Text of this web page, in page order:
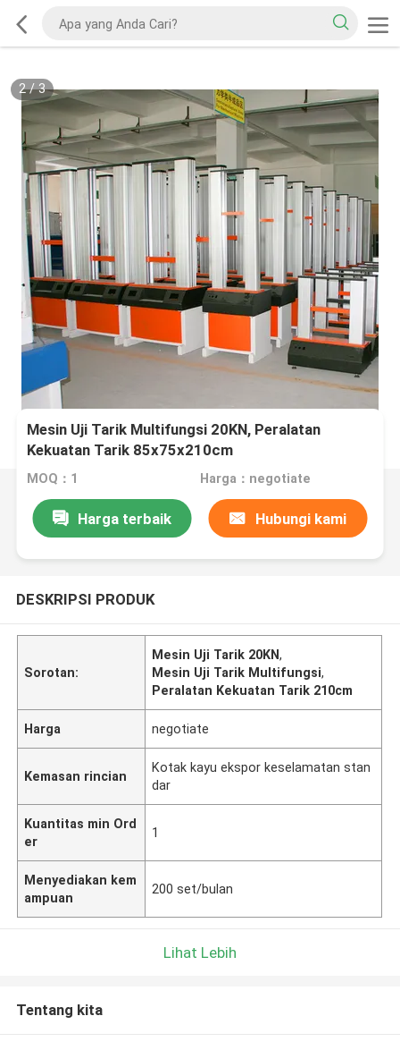
2/3
Mesin Uji Tarik Multifungsi 20KN, Peralatan
Kekuatan Tarik 85x75x210cm
MOQ：1 Harga：negotiate
Harga terbaik Hubungi kami
DESKRIPSI PRODUK
Sorotan:
Mesin Uji Tarik 20KN,
Mesin Uji Tarik Multifungsi,
Peralatan Kekuatan Tarik 210cm
Harga negotiate
Kemasan rincian
Kotak kayu ekspor keselamatan stan
dar
Kuantitas min Ord
er
1
Menyediakan kem
ampuan
200 set/bulan
Lihat Lebih
Tentang kita